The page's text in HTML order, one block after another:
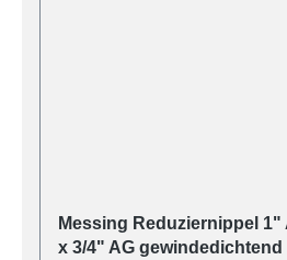
Messing Reduziernippel 1"
x 3/4" AG gewindedichtend